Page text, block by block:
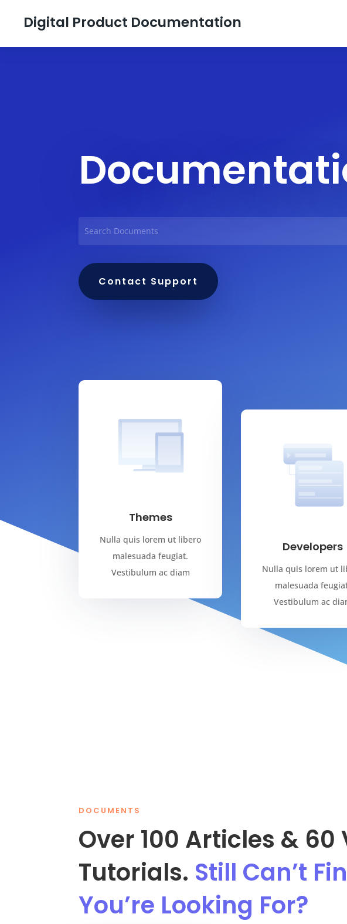
Digital Product Documentation
Contact Support
Themes
Nulla quis lorem ut libero
malesuada feugiat.
Vestibulum ac diam
Developers
Nulla quis lorem ut
malesuada
Vestibulum ac
DOCUMENTS
Over 100 Articles & 60
Tutorials. Still Can’t
You’re Looking For?